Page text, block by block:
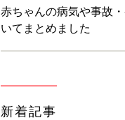
赤ちゃんの病気や事故
いてまとめました
新着記事